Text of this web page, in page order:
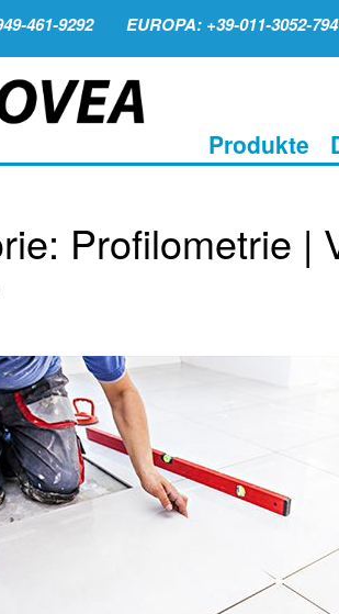
461-9292 EUROPA: +39-011-3052-794
Produkte
Profilometrie |